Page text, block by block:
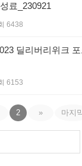
료_230921
6438
딜리버리위크 포
6153
2 » 마지